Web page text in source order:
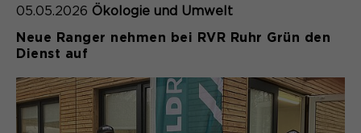
05.05.2026 Ökologie und Umwelt
Neue Ranger nehmen bei RVR Ruhr Grün den
Dienst auf